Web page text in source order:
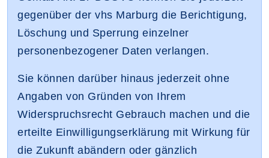
gegenüber der vhs Marburg die Berichtigung,
Löschung und Sperrung einzelner
personenbezogener Daten verlangen.
Sie können darüber hinaus jederzeit ohne
Angaben von Gründen von Ihrem
Widerspruchsrecht Gebrauch machen und die
erteilte Einwilligungserklärung mit Wirkung für
die Zukunft abändern oder gänzlich